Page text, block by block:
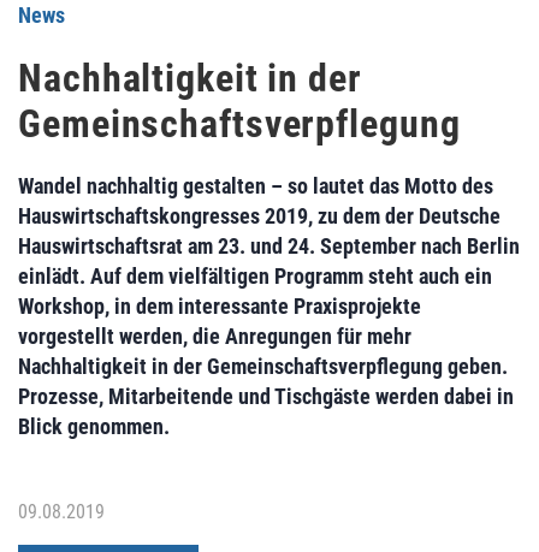
News
Nachhaltigkeit in der
Gemeinschaftsverpflegung
Wandel nachhaltig gestalten – so lautet das Motto des
Hauswirtschaftskongresses 2019, zu dem der Deutsche
Hauswirtschaftsrat am 23. und 24. September nach Berlin
einlädt. Auf dem vielfältigen Programm steht auch ein
Workshop, in dem interessante Praxisprojekte
vorgestellt werden, die Anregungen für mehr
Nachhaltigkeit in der Gemeinschaftsverpflegung geben.
Prozesse, Mitarbeitende und Tischgäste werden dabei in
Blick genommen.
09.08.2019